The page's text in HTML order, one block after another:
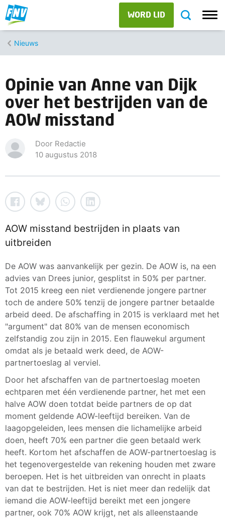
WORD LID
Nieuws
Opinie van Anne van Dijk
over het bestrijden van de
AOW misstand
Door Redactie
10 augustus 2018
AOW misstand bestrijden in plaats van
uitbreiden
De AOW was aanvankelijk per gezin. De AOW is, na een
advies van Drees junior, gesplitst in 50% per partner.
Tot 2015 kreeg een niet verdienende jongere partner
toch de andere 50% tenzij de jongere partner betaalde
arbeid deed. De afschaffing in 2015 is verklaard met het
"argument" dat 80% van de mensen economisch
zelfstandig zou zijn in 2015. Een flauwekul argument
omdat als je betaald werk deed, de AOW-
partnertoeslag al verviel.
Door het afschaffen van de partnertoeslag moeten
echtparen met één verdienende partner, het met een
halve AOW doen totdat beide partners de op dat
moment geldende AOW-leeftijd bereiken. Van de
laagopgeleiden, lees mensen die lichamelijke arbeid
doen, heeft 70% een partner die geen betaald werk
heeft. Kortom het afschaffen de AOW-partnertoeslag is
het tegenovergestelde van rekening houden met zware
beroepen. Het is het uitbreiden van onrecht in plaats
van dat te bestrijden. Het is niet meer dan redelijk dat
iemand die AOW-leeftijd bereikt met een jongere
partner, ook 70% AOW krijgt, net als alleenstaande